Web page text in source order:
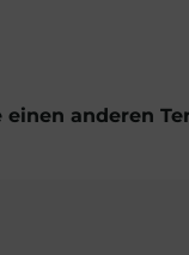
anderen